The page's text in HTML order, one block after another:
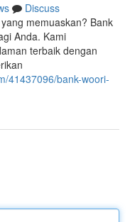
Discuss
memuaskan? Bank
Anda. Kami
terbaik dengan
41437096/bank-woori-